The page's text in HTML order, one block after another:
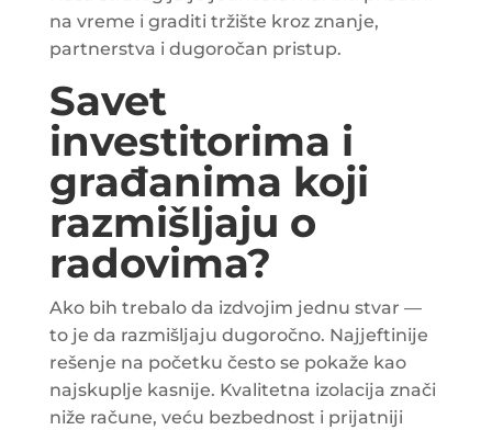
na vreme i graditi tržište kroz znanje,
partnerstva i dugoročan pristup.
Savet
investitorima i
građanima koji
razmišljaju o
radovima?
Ako bih trebalo da izdvojim jednu stvar —
to je da razmišljaju dugoročno. Najjeftinije
rešenje na početku često se pokaže kao
najskuplje kasnije. Kvalitetna izolacija znači
niže račune, veću bezbednost i prijatniji